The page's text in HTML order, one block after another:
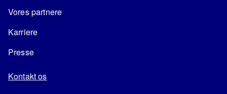
Vores partnere
Karriere
Presse
Kontakt os